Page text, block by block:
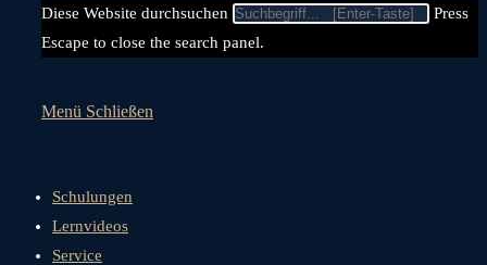
Diese Website durchsuchen
Press
Escape to close the search panel.
Menü Schließen
Schulungen
Lernvideos
Service